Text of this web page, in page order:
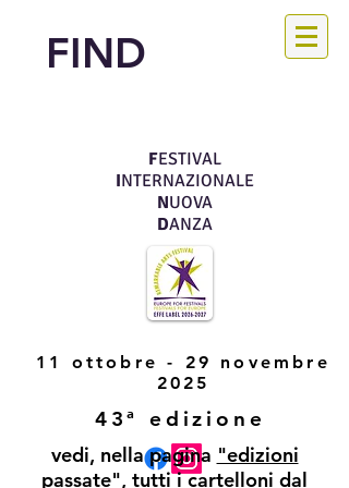
FIND
FESTIVAL
INTERNAZIONALE
NUOVA
DANZA
11 ottobre - 29 novembre
2025
43ª edizione
vedi, nella pagina "edizioni
passate", tutti i cartelloni dal